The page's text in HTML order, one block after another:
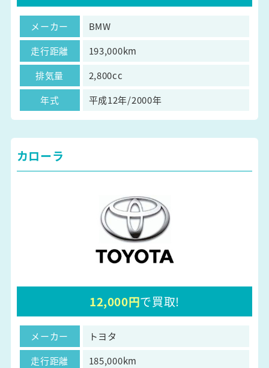
メーカー
BMW
走行距離
193,000km
排気量
2,800cc
年式
平成12年/2000年
カローラ
12,000円で買取!
メーカー
トヨタ
走行距離
185,000km